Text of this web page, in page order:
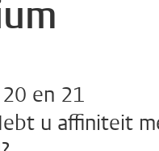
en 21
u affiniteit